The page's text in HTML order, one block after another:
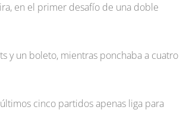
en el primer desafío de una doble
y un boleto, mientras ponchaba a cuatro
cinco partidos apenas liga para